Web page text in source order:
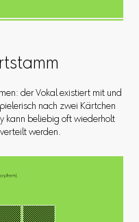
der Vokal existiert mit und
nach zwei Kärtchen
kann beliebig oft wiederholt
werden.